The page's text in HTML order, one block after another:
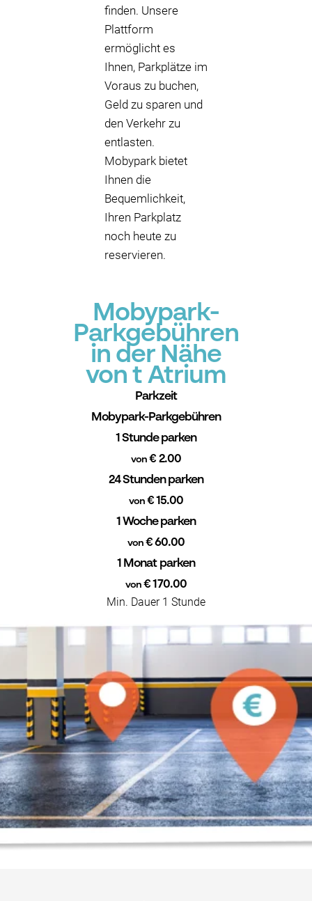
finden. Unsere
Plattform
ermöglicht es
Ihnen, Parkplätze im
Voraus zu buchen,
Geld zu sparen und
den Verkehr zu
entlasten.
Mobypark bietet
Ihnen die
Bequemlichkeit,
Ihren Parkplatz
noch heute zu
reservieren.
Mobypark-
Parkgebühren
in der Nähe
von t Atrium
Parkzeit
Mobypark-Parkgebühren
1 Stunde parken
von € 2.00
24 Stunden parken
von€ 15.00
1 Woche parken
von€ 60.00
1 Monat parken
von € 170.00
Min. Dauer 1 Stunde